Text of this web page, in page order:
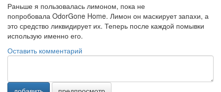
Раньше я пользовалась лимоном, пока не
попробовала OdorGone Home. Лимон он маскирует запахи, а
это средство ликвидирует их. Теперь после каждой помывки
использую именно его.
Оставить комментарий